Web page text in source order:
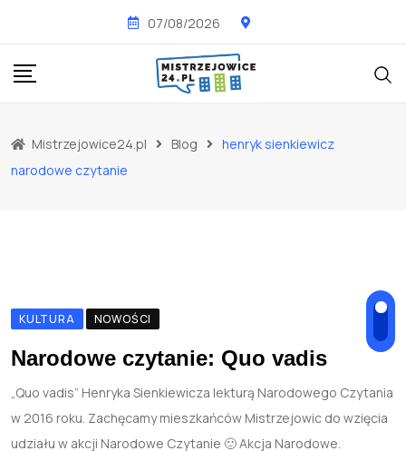
content
07/08/2026
Mistrzejowice24.pl Blog
henryk sienkiewicz
narodowe czytanie
KULTURA NOWOŚCI
Narodowe czytanie: Quo vadis
„Quo vadis” Henryka Sienkiewicza lekturą Narodowego Czytania
w 2016 roku. Zachęcamy mieszkańców Mistrzejowic do wzięcia
udziału w akcji Narodowe Czytanie 🙂 Akcja Narodowe.